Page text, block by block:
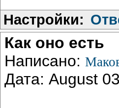
Настройки:
Как оно есть
Написано:
Дата: August